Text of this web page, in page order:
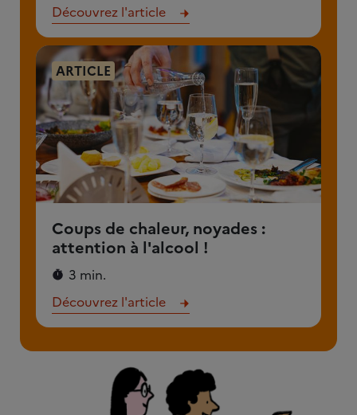
Découvrez l'article
ARTICLE
Coups de chaleur, noyades :
attention à l'alcool !
3 min.
Découvrez l'article